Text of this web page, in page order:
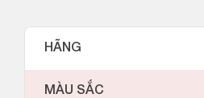
HÃNG
MÀU SẮC